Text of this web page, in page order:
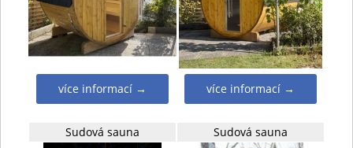
více informací → více informací →
Sudová sauna Sudová sauna